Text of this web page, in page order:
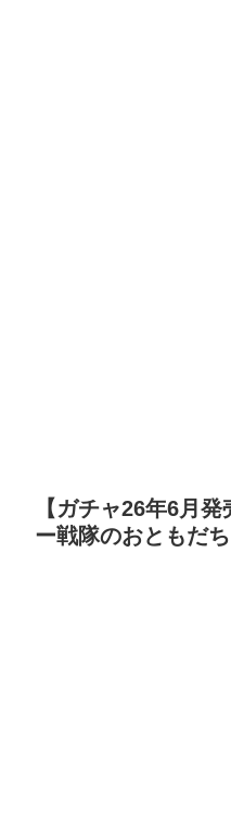
【ガチャ26年6月
ー戦隊のおともだち